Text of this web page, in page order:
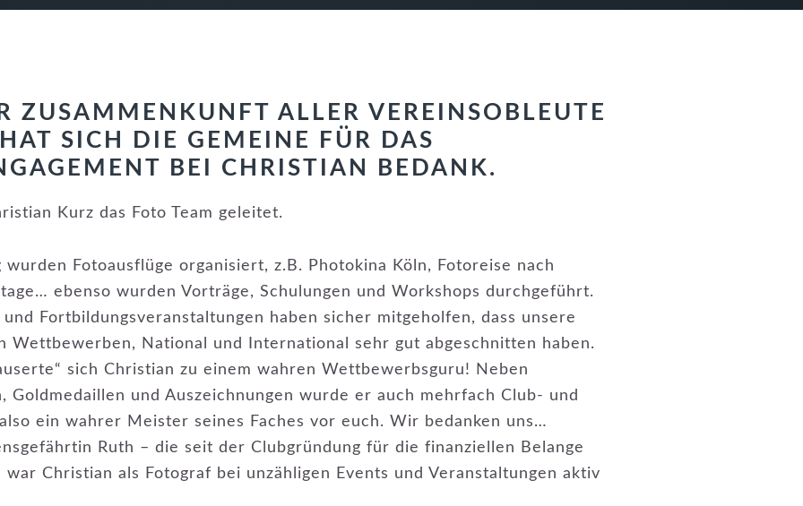
ZUSAMMENKUNFT ALLER VEREINSOBLEUTE
SICH DIE GEMEINE FÜR DAS
BEI CHRISTIAN BEDANK.
Kurz das Foto Team geleitet.
Fotoausflüge organisiert, z.B. Photokina Köln, Fotoreise nach
ebenso wurden Vorträge, Schulungen und Workshops durchgeführt.
Fortbildungsveranstaltungen haben sicher mitgeholfen, dass unsere
Wettbewerben, National und International sehr gut abgeschnitten haben.
sich Christian zu einem wahren Wettbewerbsguru! Neben
Goldmedaillen und Auszeichnungen wurde er auch mehrfach Club- und
ein wahrer Meister seines Faches vor euch. Wir bedanken uns…
Ruth – die seit der Clubgründung für die finanziellen Belange
Christian als Fotograf bei unzähligen Events und Veranstaltungen aktiv